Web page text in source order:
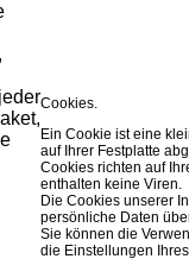
Cookies.
Ein Cookie ist eine
auf Ihrer Festplatte
Cookies richten auf
enthalten keine Viren.
Die Cookies unserer
persönliche Daten
Sie können die
die Einstellungen